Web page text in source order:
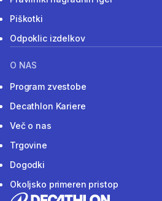
Piškotki
Odpoklic izdelkov
O NAS
Program zvestobe
Decathlon Kariere
Več o nas
Trgovine
Dogodki
Okoljsko primeren pristop